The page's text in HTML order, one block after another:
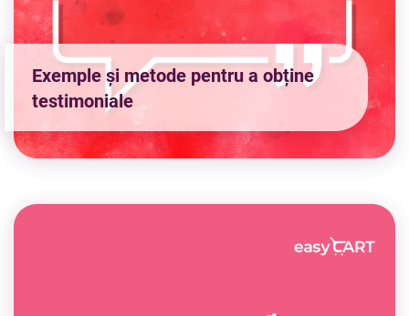
Exemple și metode pentru a obține
testimoniale